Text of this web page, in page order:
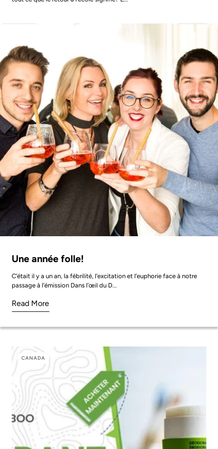
Une année folle!
C’était il y a un an, la fébrilité, l’excitation et l’euphorie face à notre
passage à l’émission Dans l’œil du D...
Read More
CANADA